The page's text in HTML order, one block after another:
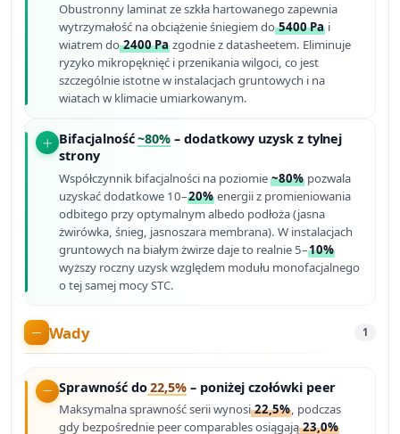
Obustronny laminat ze szkła hartowanego zapewnia
wytrzymałość na obciążenie śniegiem do5400 Pa i
wiatrem do2400 Pa zgodnie z datasheetem. Eliminuje
ryzyko mikropęknięć i przenikania wilgoci, co jest
szczególnie istotne w instalacjach gruntowych i na
wiatach w klimacie umiarkowanym.
Bifacjalność~80% – dodatkowy uzysk z tylnej
strony
Współczynnik bifacjalności na poziomie~80% pozwala
uzyskać dodatkowe 10–20% energii z promieniowania
odbitego przy optymalnym albedo podłoża (jasna
żwirówka, śnieg, jasnoszara membrana). W instalacjach
gruntowych na białym żwirze daje to realnie 5–10%
wyższy roczny uzysk względem modułu monofacjalnego
o tej samej mocy STC.
Wady 1
Sprawność do22,5% – poniżej czołówki peer
Maksymalna sprawność serii wynosi22,5%, podczas
gdy bezpośrednie peer comparables osiągają23,0%